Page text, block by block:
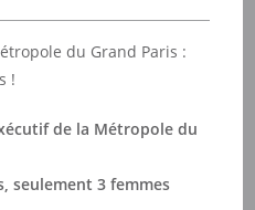
du Grand Paris :
!
de la Métropole du
seulement 3 femmes